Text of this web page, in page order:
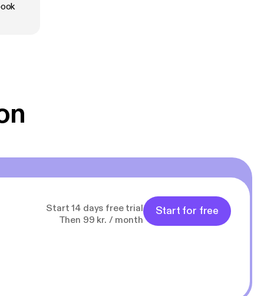
Start 14 days free trial
Then 99 kr. / month
Start for free